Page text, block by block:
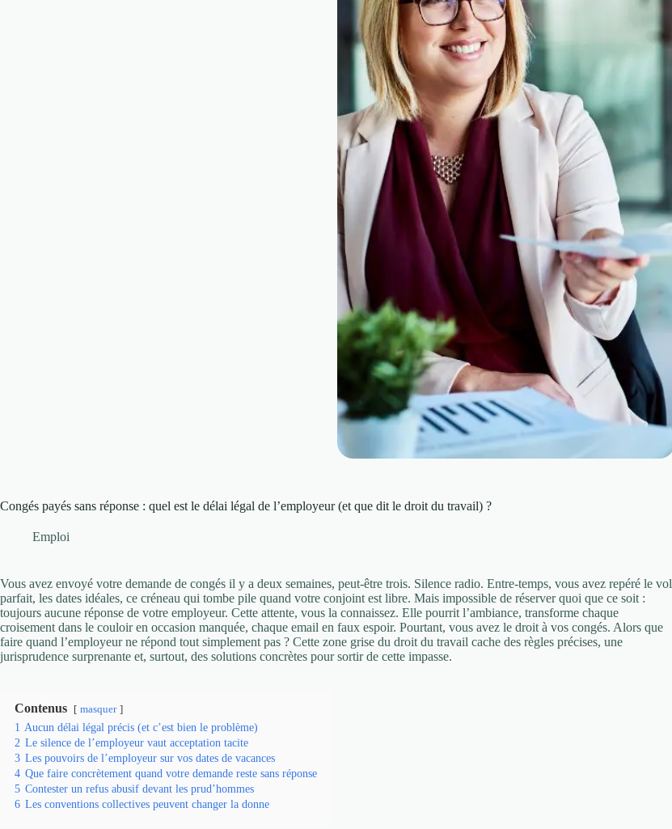
Congés payés sans réponse : quel est le délai légal de l’employeur (et que dit le droit du travail) ?
Emploi
Vous avez envoyé votre demande de congés il y a deux semaines, peut-être trois. Silence radio. Entre-temps, vous avez repéré le vol
parfait, les dates idéales, ce créneau qui tombe pile quand votre conjoint est libre. Mais impossible de réserver quoi que ce soit :
toujours aucune réponse de votre employeur. Cette attente, vous la connaissez. Elle pourrit l’ambiance, transforme chaque
croisement dans le couloir en occasion manquée, chaque email en faux espoir. Pourtant, vous avez le droit à vos congés. Alors que
faire quand l’employeur ne répond tout simplement pas ? Cette zone grise du droit du travail cache des règles précises, une
jurisprudence surprenante et, surtout, des solutions concrètes pour sortir de cette impasse.
Contenus masquer
1 Aucun délai légal précis (et c’est bien le problème)
2 Le silence de l’employeur vaut acceptation tacite
3 Les pouvoirs de l’employeur sur vos dates de vacances
4 Que faire concrètement quand votre demande reste sans réponse
5 Contester un refus abusif devant les prud’hommes
6 Les conventions collectives peuvent changer la donne